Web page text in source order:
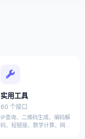
实用工具
60 个接口
IP查询、二维码生成、编码解
码、短链接、数学计算、网络